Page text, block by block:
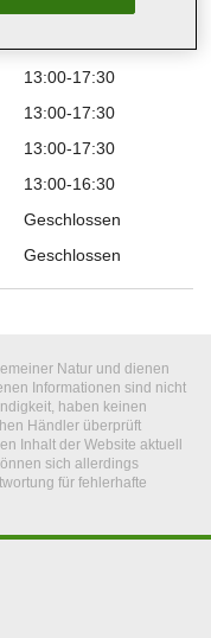
13:00-17:30
13:00-17:30
13:00-17:30
13:00-16:30
Geschlossen
Geschlossen
Natur und dienen
Informationen sind nicht
haben keinen
Händler überprüft
Inhalt der Website aktuell
sich allerdings
für fehlerhafte